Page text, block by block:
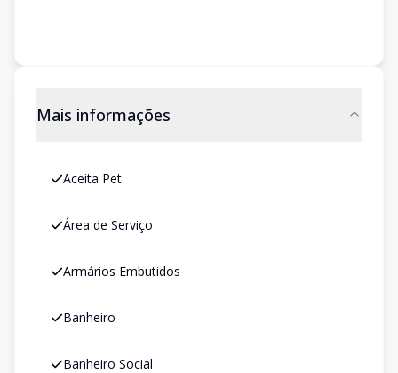
Mais informações
Aceita Pet
Área de Serviço
Armários Embutidos
Banheiro
Banheiro Social